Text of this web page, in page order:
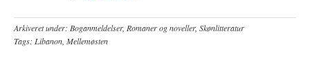
Arkiveret under: Boganmeldelser, Romaner og noveller, Skønlitteratur
Tags: Libanon Mellemøsten